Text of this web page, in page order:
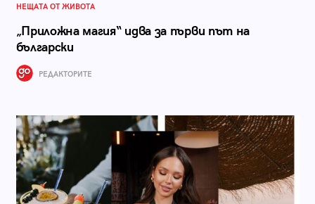
НЕЩАТА ОТ ЖИВОТА
„Приложна магия“ идва за първи път на
български
РЕДАКТОРИТЕ